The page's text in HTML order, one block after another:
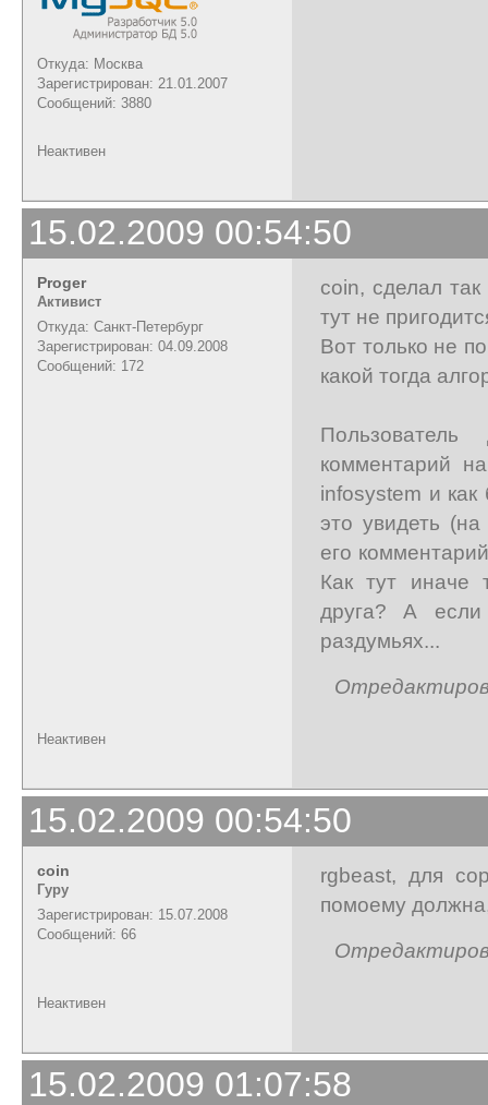
Откуда: Москва
Зарегистрирован: 21.01.2007
Сообщений: 3880
Неактивен
15.02.2009 00:54:50
Proger
Активист
Откуда: Санкт-Петербург
Зарегистрирован: 04.09.2008
Сообщений: 172
coin, сделал
тут не
Вот только не
какой тогда
комментарий
infosystem и
это увидеть
его
Как тут иначе
друга? А
раздумьях...
Неактивен
15.02.2009 00:54:50
coin
Гуру
Зарегистрирован: 15.07.2008
Сообщений: 66
rgbeast, для
помоему
Неактивен
15.02.2009 01:07:58